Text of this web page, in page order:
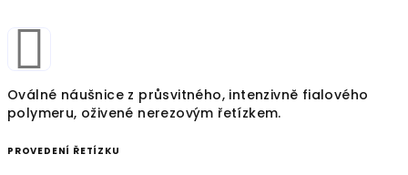
Oválné náušnice z průsvitného, intenzivně fialového
polymeru, oživené nerezovým řetízkem.
PROVEDENÍ ŘETÍZKU